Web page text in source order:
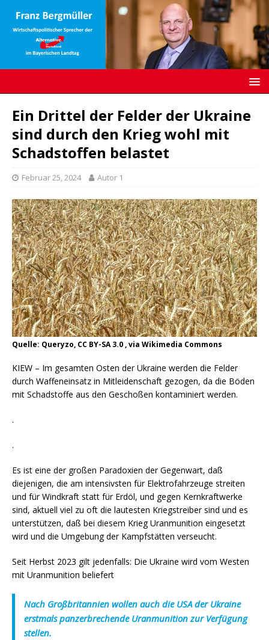
Ein Drittel der Felder der Ukraine
sind durch den Krieg wohl mit
Schadstoffen belastet
Februar 25, 2024 Autor 1
Quelle: Queryzo, CC BY-SA 3.0 , via Wikimedia Commons
KIEW – Im gesamten Osten der Ukraine werden die Felder
durch Waffeneinsatz in Mitleidenschaft gezogen, da die Böden
mit Schadstoffe aus den Geschoßen kontaminiert werden.
.
.
Es ist eine der großen Paradoxien der Gegenwart, daß
diejenigen, die am intensivsten für Elektrofahrzeuge streiten
und für Windkraft statt für Erdöl, und gegen Kernkraftwerke
sind, aktuell viel zu oft die lautesten Kriegstreiber sind und es
unterstützen, daß bei diesem Krieg Uranmunition eingesetzt
wird und die Umgebung der Kampfstätten verseucht.
Seit Herbst 2023 gilt jedenfalls: Die Ukraine wird vom Westen
mit Uranmunition beliefert
Nach Großbritannien wollen auch die USA der Ukraine
erstmals panzerbrechende Uranmunition zur Verfügung
stellen.